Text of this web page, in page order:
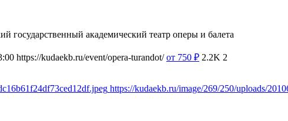
государственный академический театр оперы и балета
https://kudaekb.ru/event/opera-turandot/ от 750 ₽ 2.2K 2
https://kudaekb.ru/image/269/250/uploads/